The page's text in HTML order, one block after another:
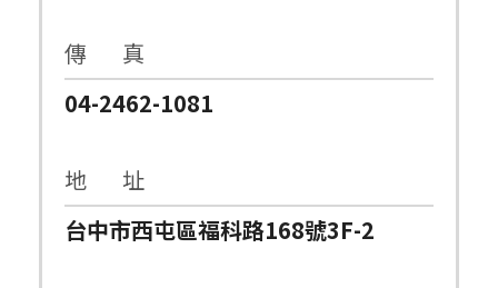
傳 真
04-2462-1081
地 址
台中市西屯區福科路168號3F-2